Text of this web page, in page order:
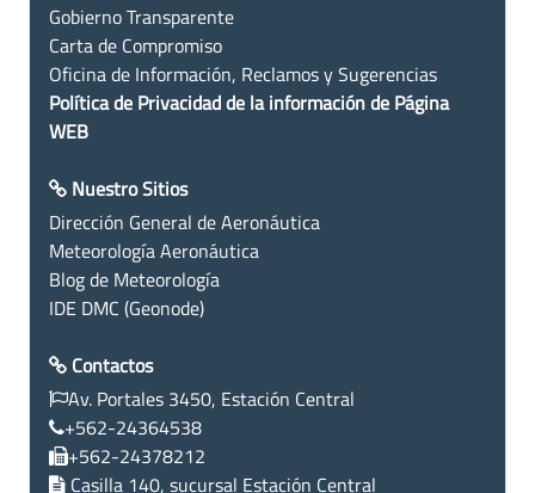
Gobierno Transparente
Carta de Compromiso
Oficina de Información, Reclamos y Sugerencias
Política de Privacidad de la información de Página
WEB
Nuestro Sitios
Dirección General de Aeronáutica
Meteorología Aeronáutica
Blog de Meteorología
IDE DMC (Geonode)
Contactos
Av. Portales 3450, Estación Central
+562-24364538
+562-24378212
Casilla 140, sucursal Estación Central